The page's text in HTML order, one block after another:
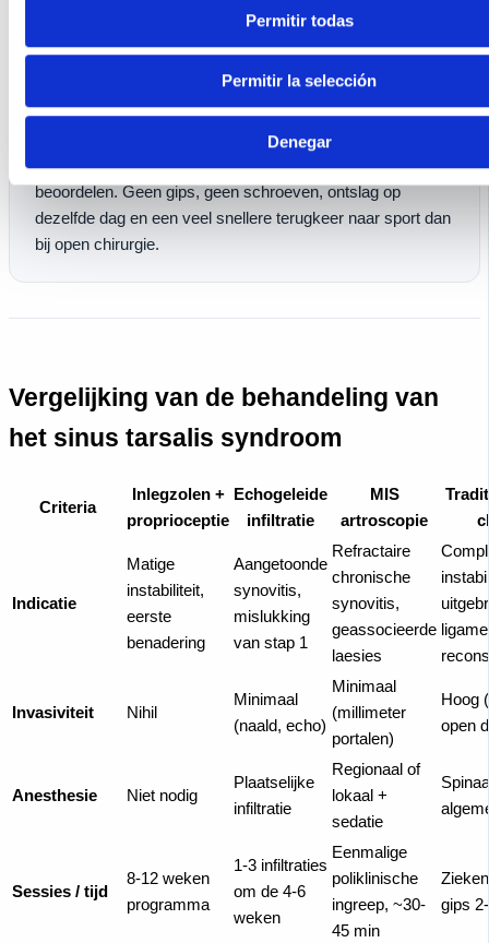
Permitir todas
Permitir la selección
Denegar
behandeling + goed geïndiceerde infiltraties. Met behulp
minimaal invasieve artroscopiebrengen we een
paar millimeter optiek in en reinigen we het ontstoken
synoviale weefsel van de sinus, waarbij we ook het
interossale ligament en andere geassocieerde laesies
beoordelen. Geen gips, geen schroeven, ontslag op
dezelfde dag en een veel snellere terugkeer naar sport dan
bij open chirurgie.
Vergelijking van de behandeling van
het sinus tarsalis syndroom
Criteria
Inlegzolen +
proprioceptie
Echogeleide
infiltratie
MIS
artroscopie
Indicatie
Matige
instabiliteit,
eerste
benadering
Aangetoonde
synovitis,
mislukking
van stap 1
Refractaire
chronische
synovitis,
geassocieerde
laesies
Invasiviteit Nihil
Minimaal
(naald, echo)
Minimaal
(millimeter
portalen)
Hoog
open
Anesthesie Niet nodig
Plaatselijke
infiltratie
Regionaal of
lokaal +
sedatie
Sessies / tijd
8-12 weken
programma
1-3 infiltraties
om de 4-6
weken
Eenmalige
poliklinische
ingreep, ~30-
45 min
gips